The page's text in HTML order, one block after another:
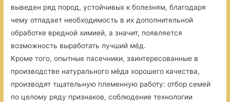
выведен ряд пород, устойчивых к болезням, благодаря
чему отпадает необходимость в их дополнительной
обработке вредной химией, а значит, появляется
возможность выработать лучший мёд.
Кроме того, опытные пасечники, заинтересованные в
производстве натурального мёда хорошего качества,
производят тщательную племенную работу: отбор семей
по целому ряду признаков, соблюдение технологии